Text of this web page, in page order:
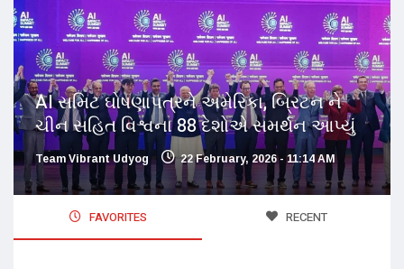
AI સમિટ ઘોષણાપત્રને અમેરિકા, બ્રિટન ને
ચીન સહિત વિશ્વના 88 દેશોએ સમર્થન આપ્યું
Team Vibrant Udyog 22 February, 2026 - 11:14 AM
FAVORITES RECENT